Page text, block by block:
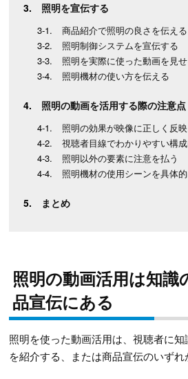
照明を宣伝する
商品紹介で照明の良さを伝える
照明制御システムを宣伝する
照明を実際に使った動画を見
照明機材の使い方を伝える
照明の動画を活用する際の注意点
照明の効果が映像に正しく反
視聴者目線でわかりやすい構
照明以外の要素に注意を払う
照明機材の使用シーンを具体
まとめ
照明の動画活用は知識
品宣伝にある
照明を使った動画活用は、視聴者に
を紹介する、または商品宣伝のいずれ